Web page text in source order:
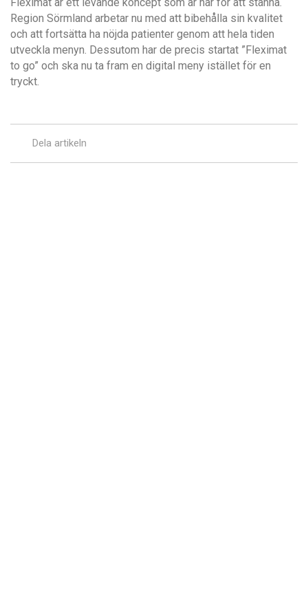
Region Sörmland arbetar nu med att bibehålla sin kvalitet
och att fortsätta ha nöjda patienter genom att hela tiden
utveckla menyn. Dessutom har de precis startat ”Fleximat
to go” och ska nu ta fram en digital meny istället för en
tryckt.
Dela artikeln